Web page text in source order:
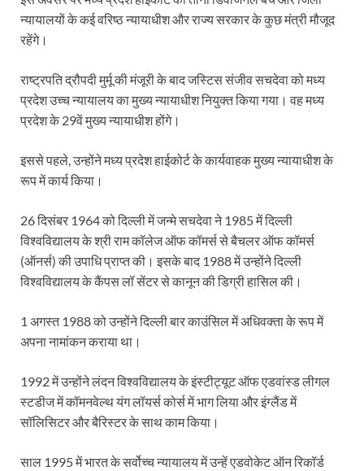
न्यायालयों के कई वरिष्ठ न्यायाधीश और राज्य सरकार के कुछ मंत्री मौजूद
रहेंगे।
राष्ट्रपति द्रौपदी मुर्मू की मंजूरी के बाद जस्टिस संजीव सचदेवा को मध्य
प्रदेश उच्च न्यायालय का मुख्य न्यायाधीश नियुक्त किया गया। वह मध्य
प्रदेश के 29वें मुख्य न्यायाधीश होंगे।
इससे पहले, उन्होंने मध्य प्रदेश हाईकोर्ट के कार्यवाहक मुख्य न्यायाधीश के
रूप में कार्य किया।
26 दिसंबर 1964 को दिल्ली में जन्मे सचदेवा ने 1985 में दिल्ली
विश्वविद्यालय के श्री राम कॉलेज ऑफ कॉमर्स से बैचलर ऑफ कॉमर्स
(ऑनर्स) की उपाधि प्राप्त की। इसके बाद 1988 में उन्होंने दिल्ली
विश्वविद्यालय के कैंपस लॉ सेंटर से कानून की डिग्री हासिल की।
1 अगस्त 1988 को उन्होंने दिल्ली बार काउंसिल में अधिवक्ता के रूप में
अपना नामांकन कराया था।
1992 में उन्होंने लंदन विश्वविद्यालय के इंस्टीट्यूट ऑफ एडवांस्ड लीगल
स्टडीज में कॉमनवेल्थ यंग लॉयर्स कोर्स में भाग लिया और इंग्लैंड में
सॉलिसिटर और बैरिस्टर के साथ काम किया।
साल 1995 में भारत के सर्वोच्च न्यायालय में उन्हें एडवोकेट ऑन रिकॉर्ड